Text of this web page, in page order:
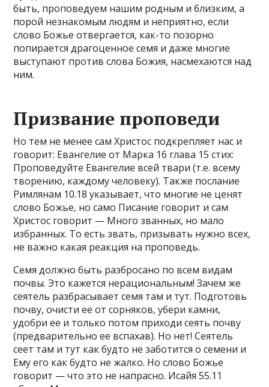
быть, проповедуем нашим родным и близким, а
порой незнакомым людям и неприятно, если
слово Божье отвергается, как-то позорно
попирается драгоценное семя и даже многие
выступают против слова Божия, насмехаются над
ним.
Призвание проповеди
Но тем не менее сам Христос подкрепляет нас и
говорит: Евангелие от Марка 16 глава 15 стих:
Проповедуйте Евангелие всей твари (т.е. всему
творению, каждому человеку). Также послание
Римлянам 10.18 указывает, что многие не ценят
слово Божье, но само Писание говорит и сам
Христос говорит — Много званных, но мало
избранных. То есть звать, призывать нужно всех,
не важно какая реакция на проповедь.
Семя должно быть разбросано по всем видам
почвы. Это кажется нерациональным! Зачем же
сеятель разбрасывает семя там и тут. Подготовь
почву, очисти ее от сорняков, убери камни,
удобри ее и только потом приходи сеять почву
(предварительно ее вспахав). Но нет! Сеятель
сеет там и тут как будто не заботится о семени и
Ему его как будто не жалко. Но слово Божье
говорит — что это не напрасно. Исайя 55.11